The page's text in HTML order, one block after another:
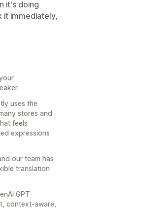
it's doing
it immediately,
uses the
stores and
feels
expressions
our team has
translation
GPT-
context-aware,